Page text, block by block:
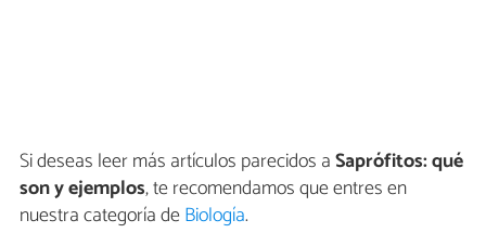
Si deseas leer más artículos parecidos aSaprófitos: qué
son y ejemplos, te recomendamos que entres en
nuestra categoría deBiología.